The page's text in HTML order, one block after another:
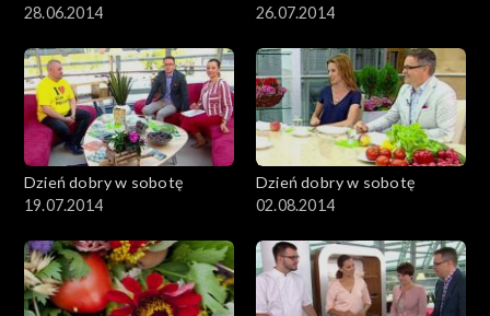
28.06.2014
26.07.2014
Dzień dobry w sobotę
19.07.2014
Dzień dobry w sobotę
02.08.2014